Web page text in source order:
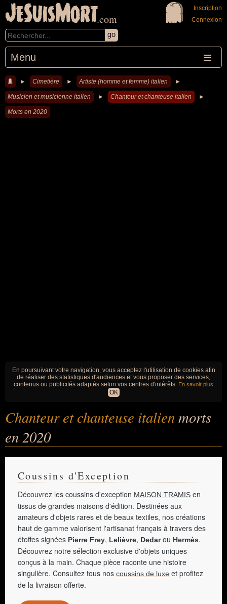
JeSuisMort.com
Menu
Inscription
Connexion
► Cimetière ► Artiste (homme et femme) italien ►
Musicien et musicienne italien ► Chanteur et chanteuse italien ►
Morts en 2020
En poursuivant votre navigation, vous acceptez l'utilisation de cookies afin
de réaliser des statistiques d'audiences et vous proposer des services,
contenus ou publicités adaptés selon vos centres d'intérêts. En savoir plus
OK
Chanteur et chanteuse italienmorts
en 2020
Coussins d'Exception
Découvrez les coussins d'exception MAISON TRAMIS en
tissus de grandes maisons d'édition. Destinées aux
amateurs d'objets rares et de beaux textiles, nos créations
haut de gamme valorisent l'artisanat français à travers des
étoffes signées Pierre Frey, Lelièvre, Dedarou Hermès.
Découvrez notre sélection exclusive d'objets uniques
conçus à la main. Chaque pièce raconte une histoire
singulière. Consultez tous nos coussins de luxe et profitez
de la livraison offerte.